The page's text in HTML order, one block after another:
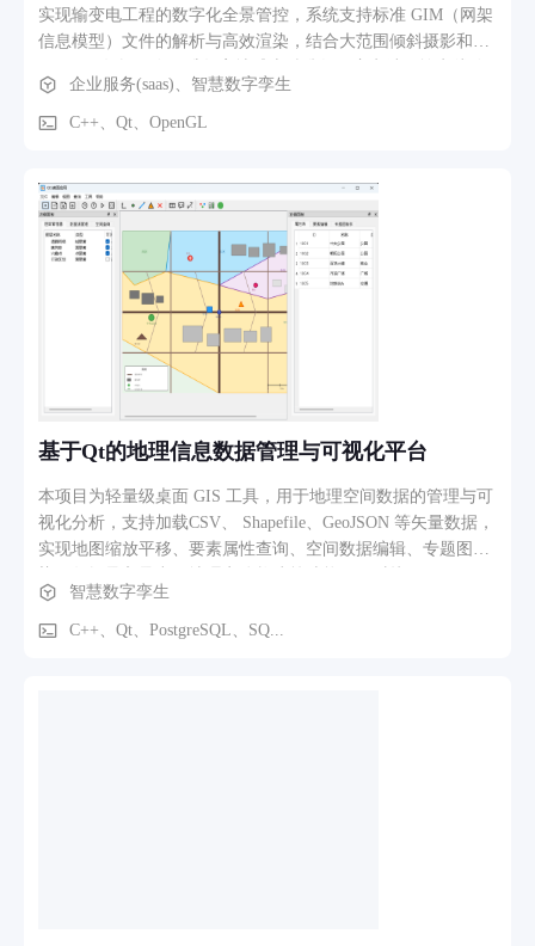
实现输变电工程的数字化全景管控，系统支持标准 GIM（网架
信息模型）文件的解析与高效渲染，结合大范围倾斜摄影和
及其周边地理环境。平台提供视点动态漫游、空间距离与面积
测量、设备属性秒级查询、全要素图层动态开关以及结合实时
企业服务(saas)、智慧数字孪生
C++、Qt、OpenGL
基于Qt的地理信息数据管理与可视化平台
本项目为轻量级桌面 GIS 工具，用于地理空间数据的管理与可
视化分析，支持加载CSV、 Shapefile、GeoJSON 等矢量数据，
实现地图缩放平移、要素属性查询、空间数据编辑、专题图渲
PostgreSQL+PostGIS 空间数据库，支持本地 SQLite 数据缓
存，满足中小场景下的 GIS 数据处理与可视化需求。
智慧数字孪生
C++、Qt、PostgreSQL、SQ...